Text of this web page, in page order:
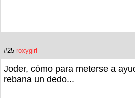
#25 roxygirl
Joder, cómo para meterse a
rebana un dedo...